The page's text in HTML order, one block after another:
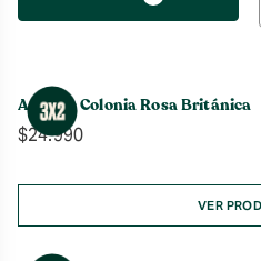
Agua de Colonia Rosa Británica
$24.990
VER